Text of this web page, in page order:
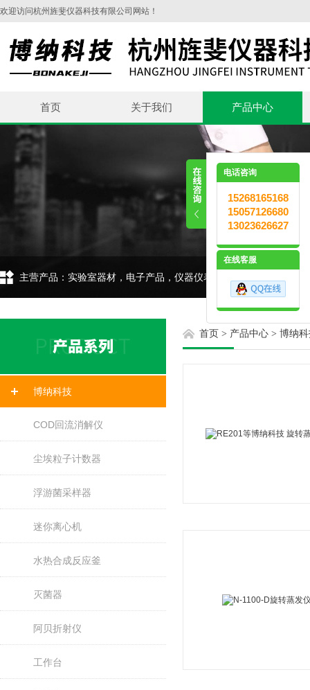
欢迎访问杭州旌斐仪器科技有限公司网站！
首页 关于我们 产品中心
主营产品：实验室器材，电子产品，仪器仪表，环保设备，五金交
博纳科技
COD回流消解仪
尘埃粒子计数器
浮游菌采样器
迷你离心机
水热合成反应釜
灭菌器
阿贝折射仪
工作台
首页 > 产品中心 > 博纳
电话咨询
15268165168
15057126680
13023626627
在线客服